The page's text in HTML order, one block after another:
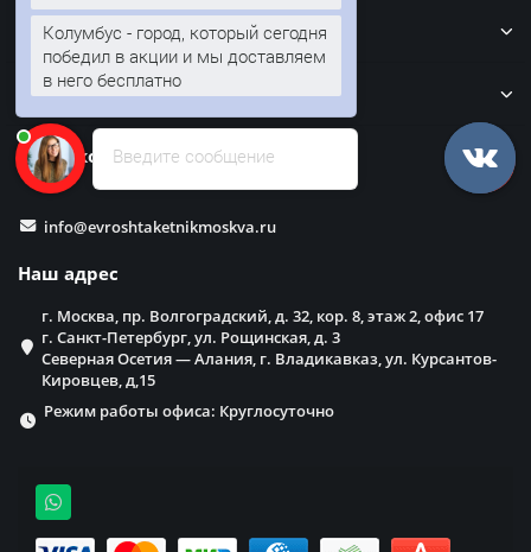
Кровля
Забор
Наши контакты
info@evroshtaketnikmoskva.ru
Наш адрес
г. Москва, пр. Волгоградский, д. 32, кор. 8, этаж 2, офис 17
г. Санкт-Петербург, ул. Рощинская, д. 3
Северная Осетия — Алания, г. Владикавказ, ул. Курсантов-
Кировцев, д,15
Режим работы офиса: Круглосуточно
Введите сообщение
Колумбус - город, который сегодня
победил в акции и мы доставляем
в него бесплатно